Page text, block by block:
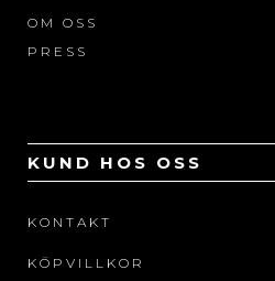
OM OSS
PRESS
KUND HOS OSS
KONTAKT
KÖPVILLKOR